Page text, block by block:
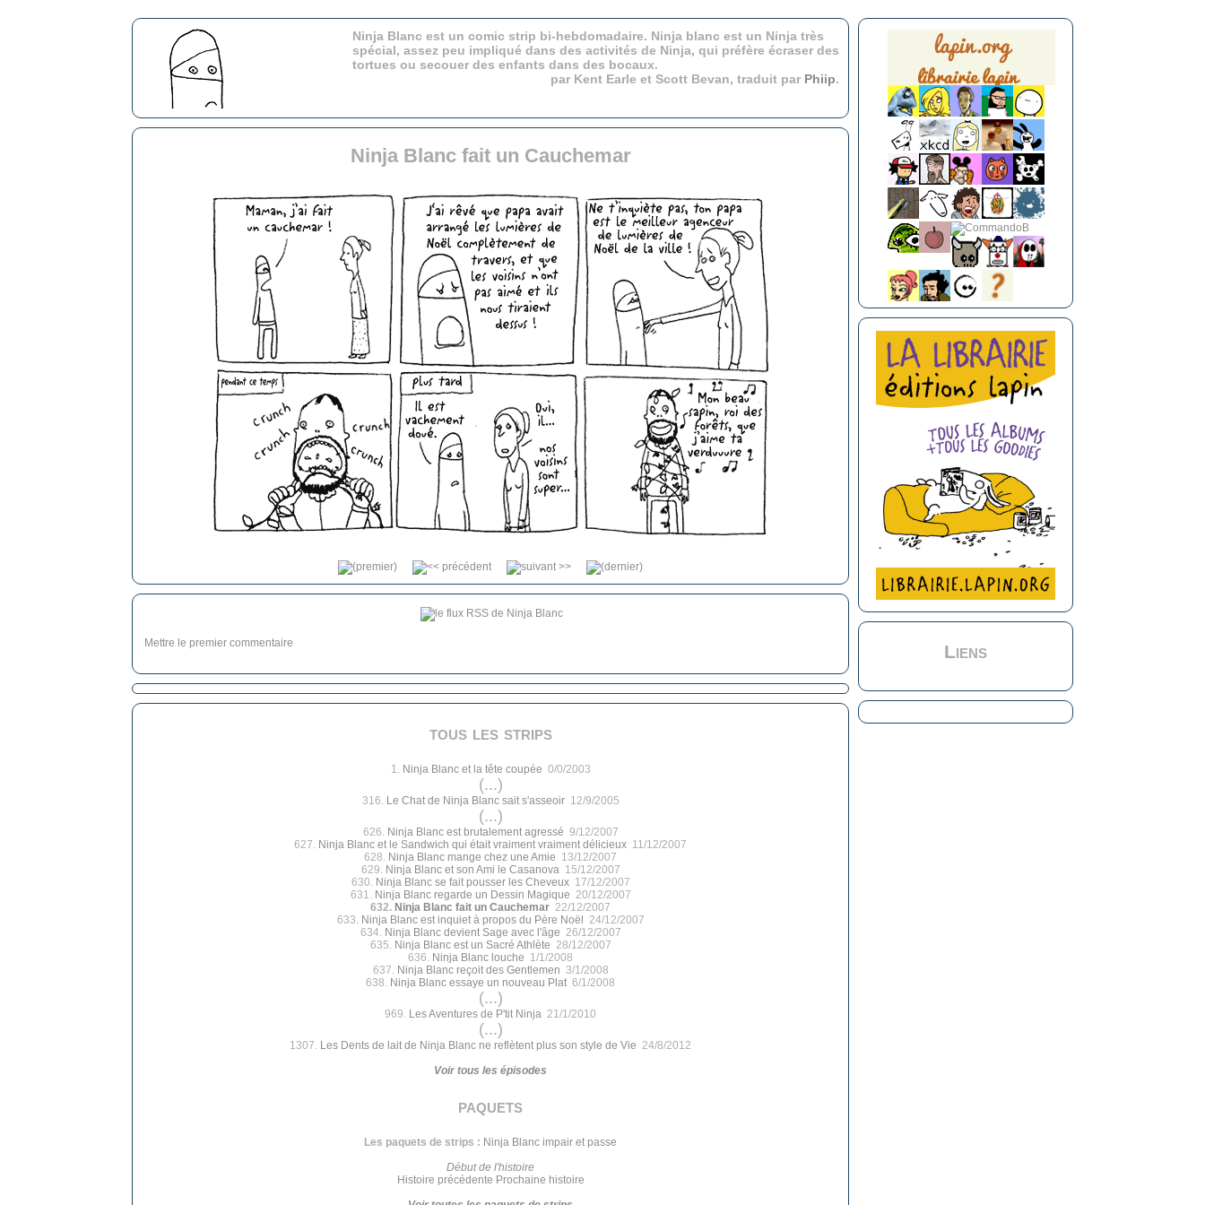
Ninja Blanc est un comic strip bi-hebdomadaire. Ninja blanc est un Ninja très
spécial, assez peu impliqué dans des activités de Ninja, qui préfère écraser des
tortues ou secouer des enfants dans des bocaux.
par Kent Earle et Scott Bevan, traduit par Phiip.
Ninja Blanc fait un Cauchemar
Mettre le premier commentaire
tous les strips
1. Ninja Blanc et la tête coupée 0/0/2003
(...)
316. Le Chat de Ninja Blanc sait s'asseoir12/9/2005
(...)
626. Ninja Blanc est brutalement agressé 9/12/2007
627. Ninja Blanc et le Sandwich qui était vraiment vraiment délicieux 11/12/2007
628. Ninja Blanc mange chez une Amie 13/12/2007
629. Ninja Blanc et son Ami le Casanova 15/12/2007
630. Ninja Blanc se fait pousser les Cheveux17/12/2007
631.
Ninja Blanc regarde un Dessin Magique 20/12/2007
632. Ninja Blanc fait un Cauchemar 22/12/2007
633. Ninja Blanc est inquiet à propos du Père Noël 24/12/2007
634. Ninja Blanc devient Sage avec l'âge 26/12/2007
635. Ninja Blanc est un Sacré Athlète 28/12/2007
636. Ninja Blanc louche 1/1/2008
637. Ninja Blanc reçoit des Gentlemen 3/1/2008
638. Ninja Blanc essaye un nouveau Plat 6/1/2008
(...)
969. Les Aventures de P'tit Ninja 21/1/2010
(...)
1307. Les Dents de lait de Ninja Blanc ne reflètent plus son style de Vie 24/8/2012
Voir tous les épisodes
paquets
Les paquets de strips : Ninja Blanc impair et passe
Début de l'histoire
Histoire précédente Prochaine histoire
Liens